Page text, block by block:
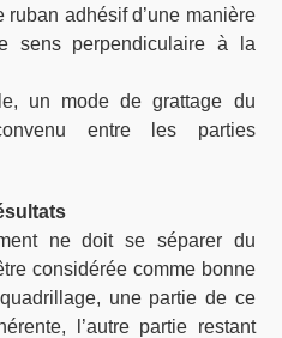
adhésif d’une manière
sens perpendiculaire à la
un mode de grattage du
entre les parties
ne doit se séparer du
considérée comme bonne
une partie de ce
l’autre partie restant